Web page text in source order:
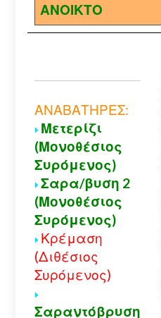
ΑΝΟΙΚΤΟ
ΑΝΑΒΑΤΗΡΕΣ:
Μετερίζι
(Μονοθέσιος
Συρόμενος)
Σαρα/βυση 2
(Μονοθέσιος
Συρόμενος)
Κρέμαση
(Διθέσιος
Συρόμενος)
Σαραντόβρυση